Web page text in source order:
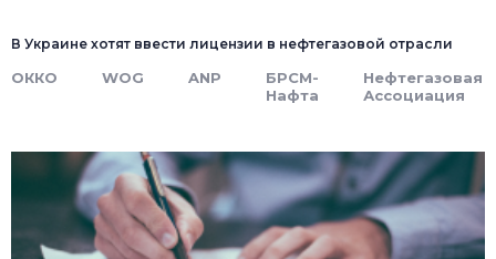
В Украине хотят ввести лицензии в нефтегазовой отрасли
ОККО WOG ANP
БРСМ-
Нафта
Нефтегазовая
Ассоциация